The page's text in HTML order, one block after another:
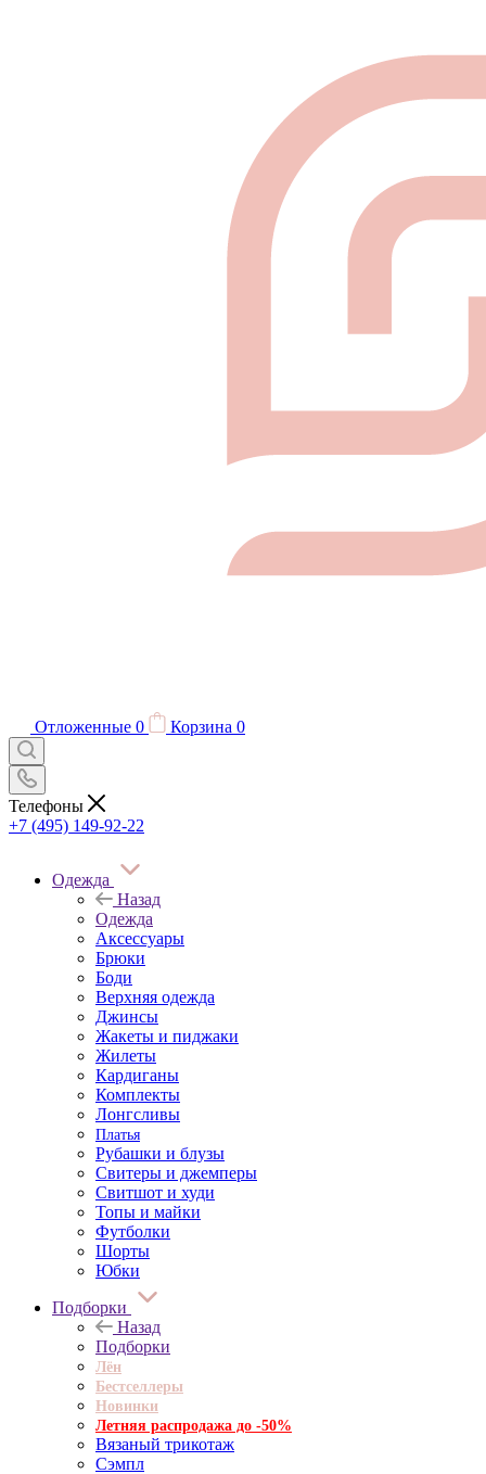
Отложенные 0 Корзина 0
Телефоны
+7 (495) 149-92-22
Одежда
Назад
Одежда
Аксессуары
Брюки
Боди
Верхняя одежда
Джинсы
Жакеты и пиджаки
Жилеты
Кардиганы
Комплекты
Лонгсливы
Платья
Рубашки и блузы
Свитеры и джемперы
Свитшот и худи
Топы и майки
Футболки
Шорты
Юбки
Подборки
Назад
Подборки
Лён
Бестселлеры
Новинки
Летняя распродажа до -50%
Вязаный трикотаж
Сэмпл